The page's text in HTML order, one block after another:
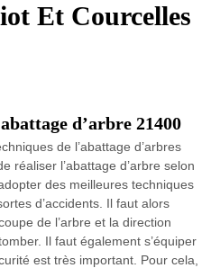
Et Courcelles
d’arbre 21400
de l’abattage d’arbres
réaliser l’abattage d’arbre selon
des meilleures techniques
d’accidents. Il faut alors
de l’arbre et la direction
Il faut également s’équiper
est très important. Pour cela,